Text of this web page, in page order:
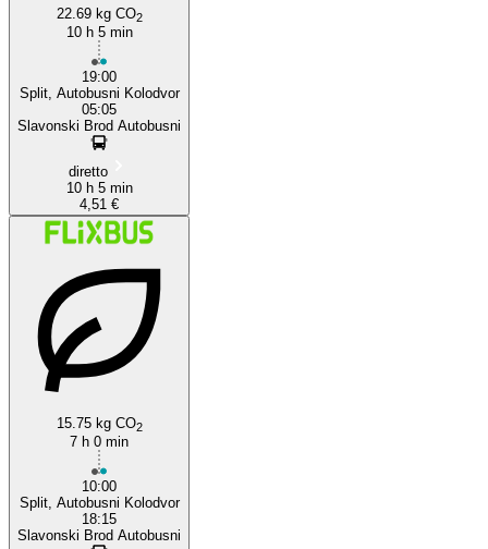
22.69 kg CO2
10 h 5 min
19:00
Split, Autobusni Kolodvor
05:05
Slavonski Brod Autobusni
diretto
10 h 5 min
4,51 €
15.75 kg CO2
7 h 0 min
10:00
Split, Autobusni Kolodvor
18:15
Slavonski Brod Autobusni